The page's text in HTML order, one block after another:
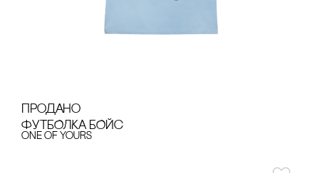
продано
ФУТБОЛКА БОЙс
one of yours